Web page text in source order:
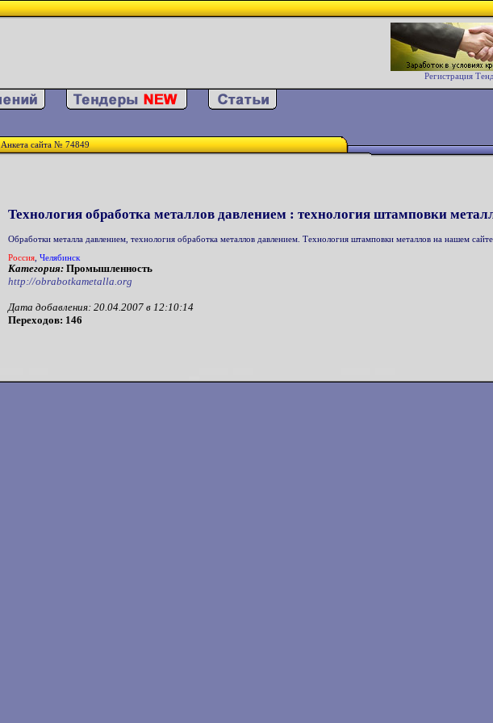
Регистрация
Анкета сайта № 74849
Технология обработка металлов давлением : технология штамповки
Обработки металла давлением, технология обработка металлов давлением. Технология штамповки металлов на нашем сайте.
Россия Челябинск
Категория: Промышленность
http://obrabotkametalla.org
Дата добавления: 20.04.2007 в 12:10:14
Переходов: 146